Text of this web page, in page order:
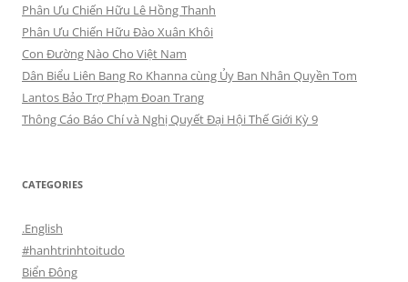
Phân Ưu Chiến Hữu Lê Hồng Thanh
Phân Ưu Chiến Hữu Đào Xuân Khôi
Con Đường Nào Cho Việt Nam
Dân Biểu Liên Bang Ro Khanna cùng Ủy Ban Nhân Quyền Tom
Lantos Bảo Trợ Phạm Đoan Trang
Thông Cáo Báo Chí và Nghị Quyết Đại Hội Thế Giới Kỳ 9
CATEGORIES
.English
#hanhtrinhtoitudo
Biển Đông